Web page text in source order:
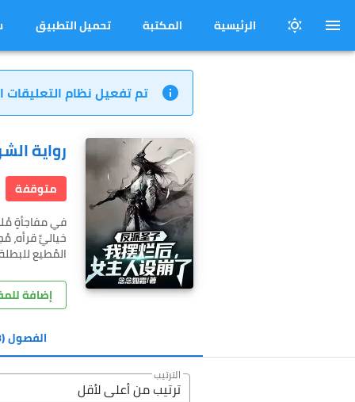
الرئيسية المكتبة تحميل التطبيق
تم تفعيل نظام
رواية
متوقفة
خياليٍّ
المُطيع
إضافة
الفصول(188)
الترتيب
ترتيب من أعلى ﻷقل